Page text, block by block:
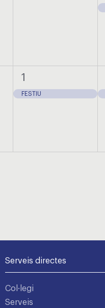
esdeveniments,
1
esdeveniment,
1
FESTIU
Serveis directes
Col·legi
Serveis